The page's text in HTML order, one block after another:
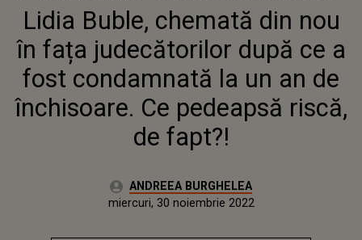
NOU ÎN FAȚA JUDECĂTORILOR
DUPĂ CE A FOST CONDAMNATĂ
LA UN AN DE ÎNCHISOARE. CE
PEDEAPSĂ RISCĂ, DE FAPT?!
Lidia Buble, chemată din nou
în fața judecătorilor după ce a
fost condamnată la un an de
închisoare. Ce pedeapsă riscă,
de fapt?!
Autor:ANDREEA BURGHELEA
miercuri, 30 noiembrie 2022
Actualizat:
miercuri, 30 noiembrie 2022